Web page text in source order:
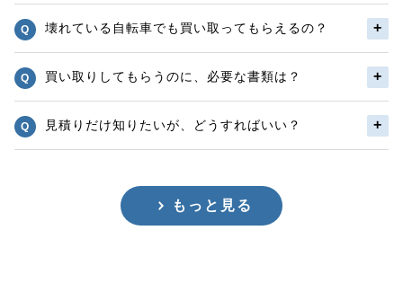
壊れている自転車でも買い取ってもらえるの？
買い取りしてもらうのに、必要な書類は？
見積りだけ知りたいが、どうすればいい？
もっと見る